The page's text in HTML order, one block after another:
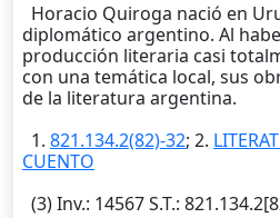
Horacio Quiroga nació en
diplomático argentino. Al
producción literaria casi
con una temática local, sus
de la literatura argentina.
1. 821.134.2(82)-32; 2.
CUENTO
(3)Inv.: 14567S.T.: